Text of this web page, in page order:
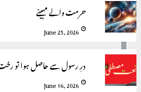
حرمت والے مہینے
June 25, 2026
درِ رسول سے حاصل ہوا تو
June 16, 2026